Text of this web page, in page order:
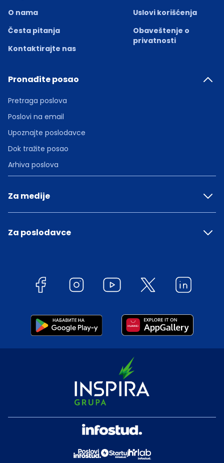
O nama
Česta pitanja
Kontaktirajte nas
Uslovi korišćenja
Obaveštenje o
privatnosti
Pronađite posao
Pretraga poslova
Poslovi na email
Upoznajte poslodavce
Dok tražite posao
Arhiva poslova
Za medije
Za poslodavce